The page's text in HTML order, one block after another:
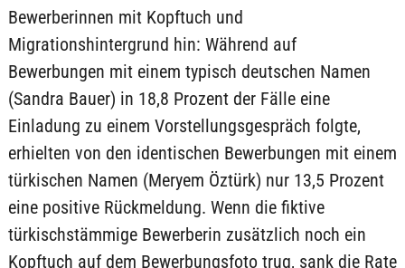
Bewerberinnen mit Kopftuch und
Migrationshintergrund hin: Während auf
Bewerbungen mit einem typisch deutschen Namen
(Sandra Bauer) in 18,8 Prozent der Fälle eine
Einladung zu einem Vorstellungsgespräch folgte,
erhielten von den identischen Bewerbungen mit einem
türkischen Namen (Meryem Öztürk) nur 13,5 Prozent
eine positive Rückmeldung. Wenn die fiktive
türkischstämmige Bewerberin zusätzlich noch ein
Kopftuch auf dem Bewerbungsfoto trug, sank die Rate